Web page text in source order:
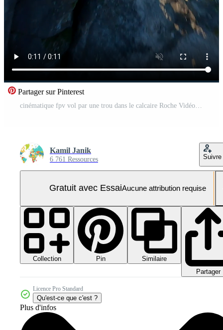
Partager sur Pinterest
Kamil Janik
6 761 Ressources Suivre
Gratuit avec EssaiAucune attribution requise
Collection Pin
Similaire
Partager
Licence Pro Standard
Qu'est-ce que c'est ?
Plus d'infos